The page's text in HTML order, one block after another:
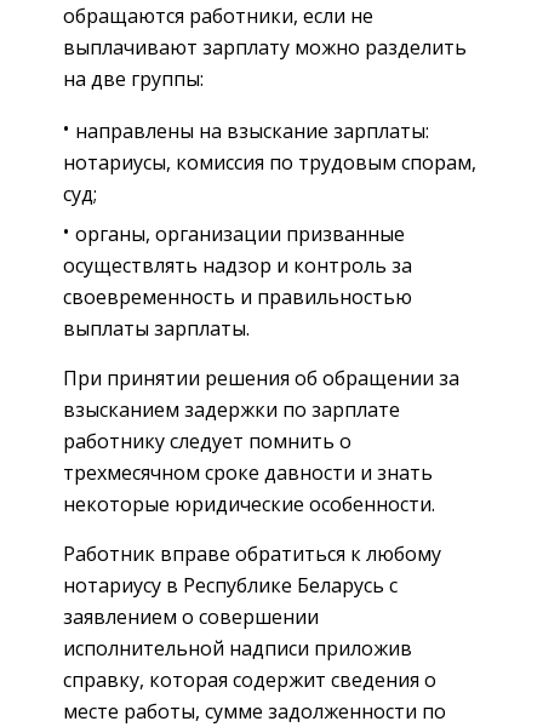
обращаются работники, если не
выплачивают зарплату можно разделить
на две группы:
направлены на взыскание зарплаты:
нотариусы, комиссия по трудовым спорам,
суд;
органы, организации призванные
осуществлять надзор и контроль за
своевременность и правильностью
выплаты зарплаты.
При принятии решения об обращении за
взысканием задержки по зарплате
работнику следует помнить о
трехмесячном сроке давности и знать
некоторые юридические особенности.
Работник вправе обратиться к любому
нотариусу в Республике Беларусь с
заявлением о совершении
исполнительной надписи приложив
справку, которая содержит сведения о
месте работы, сумме задолженности по